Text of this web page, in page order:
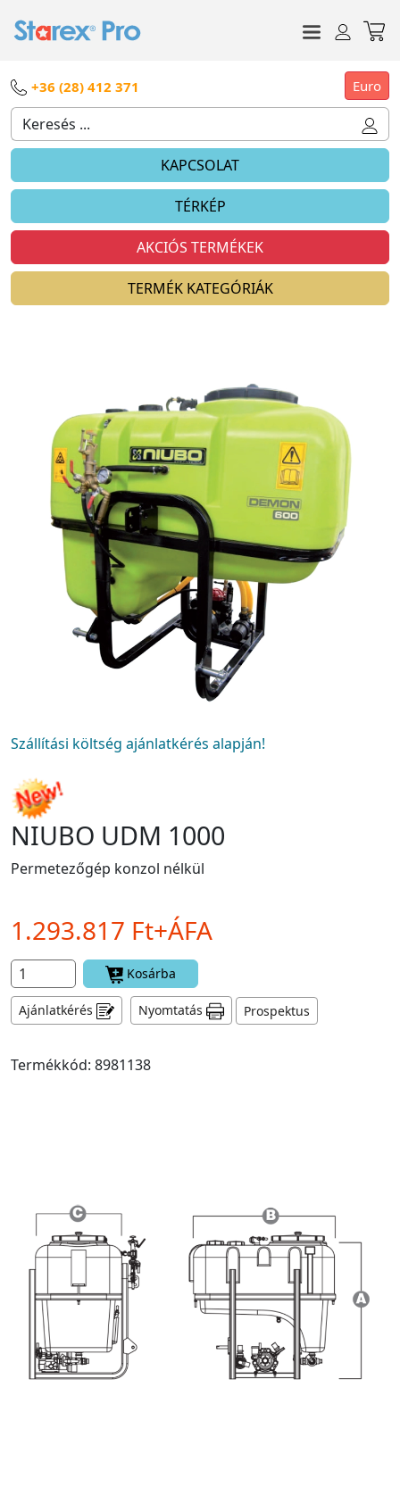
+36 (28) 412 371 Euro
KAPCSOLAT
TÉRKÉP
AKCIÓS TERMÉKEK
TERMÉK KATEGÓRIÁK
Szállítási költség ajánlatkérés alapján!
NIUBO UDM 1000
Permetezőgép konzol nélkül
1.293.817 Ft+ÁFA
Kosárba
Ajánlatkérés Nyomtatás Prospektus
Termékkód: 8981138